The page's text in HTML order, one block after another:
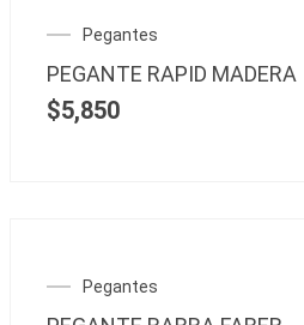
Pegantes
PEGANTE RAPID MADERA
$5,850
Pegantes